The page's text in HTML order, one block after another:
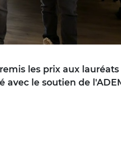
les prix aux lauréats
avec le soutien de